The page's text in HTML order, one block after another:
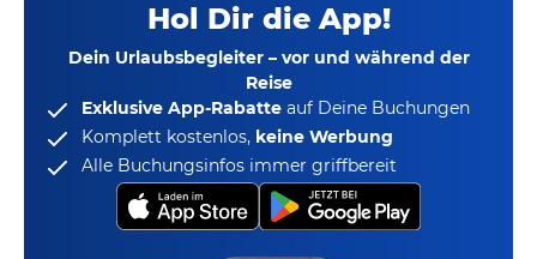
Hol Dir die App!
Dein Urlaubsbegleiter – vor und während der
Reise
Exklusive App-Rabatte auf Deine Buchungen
Komplett kostenlos, keine Werbung
Alle Buchungsinfos immer griffbereit